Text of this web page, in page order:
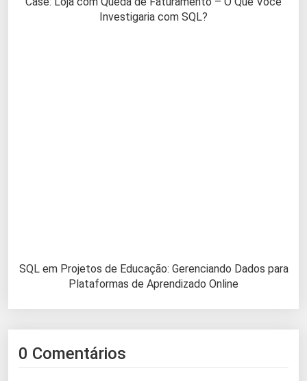
Investigaria com SQL?
SQL em Projetos de Educação: Gerenciando Dados para
Plataformas de Aprendizado Online
0 Comentários